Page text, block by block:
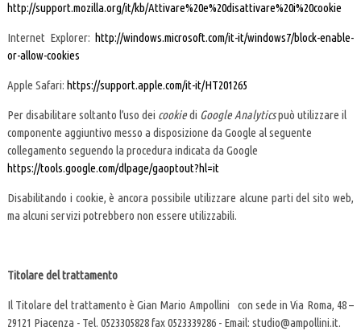
http://support.mozilla.org/it/kb/Attivare%20e%20disattivare%20i%20cookie
Internet Explorer:http://windows.microsoft.com/it-it/windows7/block-enable-
or-allow-cookies
Apple Safari: https://support.apple.com/it-it/HT201265
Per disabilitare soltanto l’uso dei cookiedi Google Analyticspuò utilizzare il
componente aggiuntivo messo a disposizione da Google al seguente
collegamento seguendo la procedura indicata da Google
https://tools.google.com/dlpage/gaoptout?hl=it
Disabilitando i cookie, è ancora possibile utilizzare alcune parti del sito web,
ma alcuni servizi potrebbero non essere utilizzabili.
Titolare del trattamento
Il Titolare del trattamento è Gian Mario Ampollini con sede in Via Roma, 48 –
29121 Piacenza - Tel. 0523305828 fax 0523339286 - Email: studio@ampollini.it.